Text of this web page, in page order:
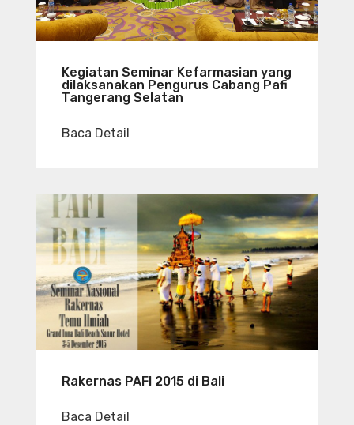
Kegiatan Seminar Kefarmasian yang
dilaksanakan Pengurus Cabang Pafi
Tangerang Selatan
Baca Detail
Rakernas PAFI 2015 di Bali
Baca Detail